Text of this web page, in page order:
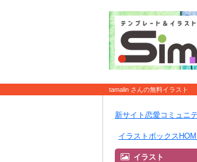
tamalin さんの無料イラスト
新サイト恋愛コミュニ
イラストボックス
イラスト